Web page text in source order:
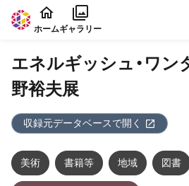
本文に飛ぶ
ホームギャラリー
エネルギッシュ・ワ
野裕夫展
収録元データベースで開く
美術 書籍等 地域 図書